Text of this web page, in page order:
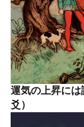
運気の上昇に
爻）